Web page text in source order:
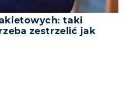
taki
zestrzelić jak